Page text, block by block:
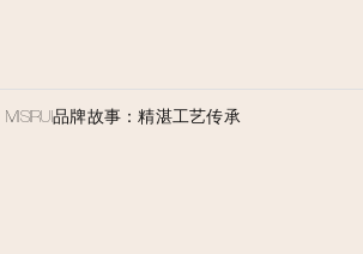
MISIRUI品牌故事：精湛工艺传承